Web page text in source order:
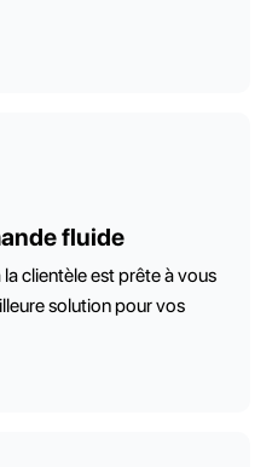
fluide
clientèle est prête à vous
solution pour vos